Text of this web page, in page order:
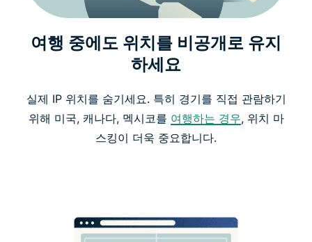
여행 중에도 위치를 비공개로 유지
하세요
실제 IP 위치를 숨기세요. 특히 경기를 직접 관람하기
위해 미국, 캐나다, 멕시코를 여행하는 경우, 위치 마
스킹이 더욱 중요합니다.